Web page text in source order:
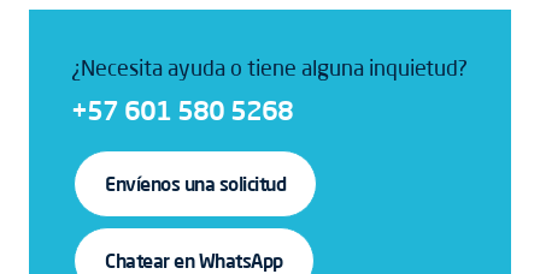
¿Necesita ayuda o tiene alguna inquietud?
+57 601 580 5268
Envíenos una solicitud
Chatear en WhatsApp